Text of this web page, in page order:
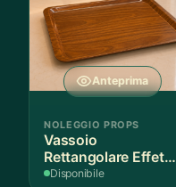
Anteprima
NOLEGGIO PROPS
Vassoio
Rettangolare Effetto
Legno
Disponibile